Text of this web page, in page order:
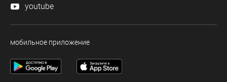
youtube
мобильное приложение